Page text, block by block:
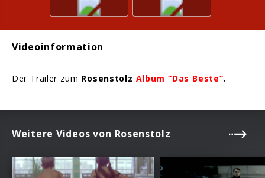
Videoinformation
Der Trailer zum Rosenstolz Album “Das Beste”.
Weitere Videos von Rosenstolz